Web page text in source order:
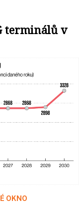
terminálů v
OKNO